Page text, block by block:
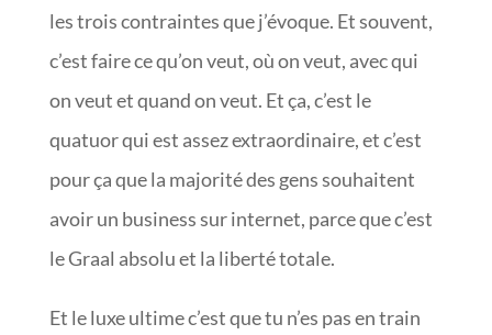
les trois contraintes que j’évoque. Et souvent,
c’est faire ce qu’on veut, où on veut, avec qui
on veut et quand on veut. Et ça, c’est le
quatuor qui est assez extraordinaire, et c’est
pour ça que la majorité des gens souhaitent
avoir un business sur internet, parce que c’est
le Graal absolu et la liberté totale.
Et le luxe ultime c’est que tu n’es pas en train